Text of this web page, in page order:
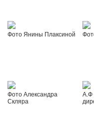
Фото Янины Плаксиной
Фото Александра
Скляра
А.Ф